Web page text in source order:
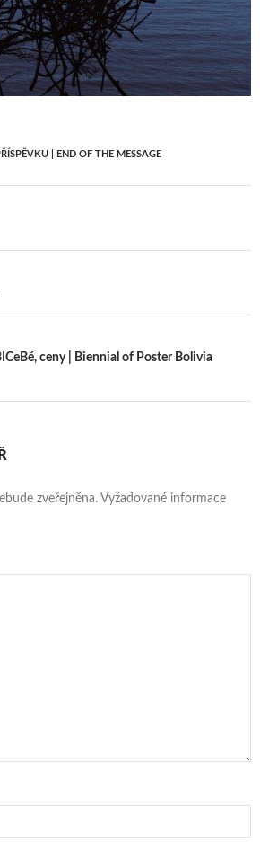
| END OF THE MESSAGE
ceny | Biennial of Poster Bolivia
zveřejněna. Vyžadované informace